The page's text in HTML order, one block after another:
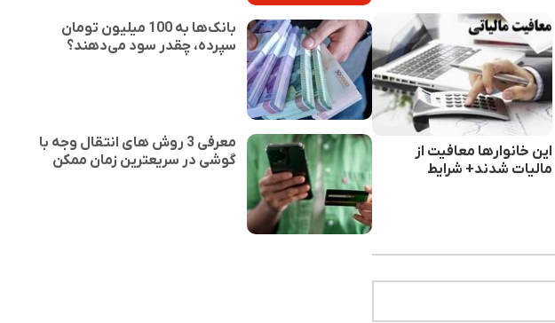
این خانوارها معافیت از
مالیات شدند+ شرایط
بانک‌ها به 100 میلیون تومان
سپرده، چقدر سود می‌دهند؟
معرفی 3 روش های انتقال وجه با
گوشی در سریعترین زمان ممکن